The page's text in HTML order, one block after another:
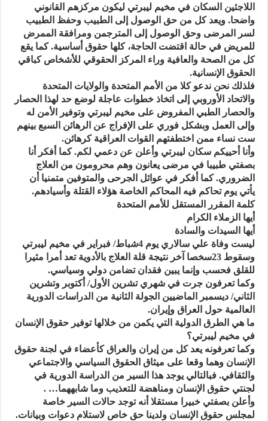
اللاجئين السكان في مخيم ليبرتي ليكون مركزهم القانوني
واضحا. ويعد كل من حق الوصول إلى الطبيب وحفظ الطبيب
لسر المرضى وحق الوصول إلى المترجمن ومرافقة الممرض
للمريض في حالة اقتضت الحاجة، كلها حقوق أساسية. كما يقع
كل من الصحة والعافية وراء المركز الحقوقي للأشخاص كباقي
الحقوق الإنسانية.
فلذلك نحن ندعو كلا من الأمم المتحدة والولايات المتحدة
والاتحاد الأوروبي إلى اتخاذ خطوات عاجلة لوضع حد لهذا الحصار
والحصار الطبي المفروض على مخيم ليبرتي وتوفير الأمن له
وإلى العمل وبشكل فوري على الإفراج عن الرهائن السبع بينهم
ست نساء ممن اختطفتهم القوات العراقية كرهائن.
وأنا أحييكم سكان ليبرتي وأعلن عن دعمي لكم. كما أفكر أنا
بصفتي طبيبا في مرضى يعانون وهم محرومون من العلاج
الضروري. كما أفكر في عوائل الجرحى والمتوفين متمنيا أن
يأتي يوم تحاكم فيه المحاكم الخاصة هؤلاء القتلة وأسيادهم.
كلمة المقرر المستقل للأمم المتحدة
أيها الزملاء الكرام
أيها السيدات والسادة
ليست وفاة علي سالاري يوم 4شباط/ فبراير في مخيم ليبرتي
وسقوط 23سخصا آخر نتيجة قلة العلاج بالأدوية تعد أمرا مثيرا
للقلق فحسب وإنما يبين فقدان تضامن دولي وسياسي.
وكما تعرفون جرت في شهري تشرين الأول/ أكتوبر وتشرين
الثاني/ ديسمبر الماضيين الجولة الثانية من الدراسات الدورية
العالمية حول العراق وإيران.
ما هي الطرق الدولية التي يكمن من خلالها توفير حقوق الإنسان
في مخيم ليبرتي؟
وكما تعرفونه يعد كل من إيران والعراق كأعضاء في لجنة حقوق
الإنسان وهما وقعا على ميثاق الحقوق السياسي والاجتماعي
والثقافي. فبالتالي يوجد هذا السير من الدراسة الدورية في
لجنتي حقوق الإنسان ومناهضة للتعذيب وما شابههما… .
وأعلن بصفتي خبيرا مستقلا أنه توجد حالات السير خاصة
لمجلس حقوق الإنسان ولدينا حق خاص لاستلام دعوات وبيانات.